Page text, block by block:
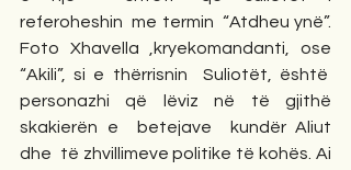
referoheshin  me termin  “Atdheu ynë”.
Foto Xhavella ,kryekomandanti, ose
“Akili”, si e thërrisnin  Suliotët, është
personazhi që lëviz në të gjithë
skakierën e  betejave  kundër Aliut
dhe  të zhvillimeve politike të kohës. Ai